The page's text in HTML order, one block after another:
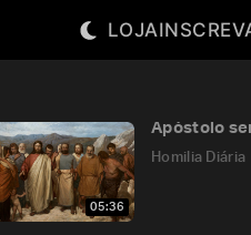
LOJA
05:36
Apóstolo
Homilia Diária